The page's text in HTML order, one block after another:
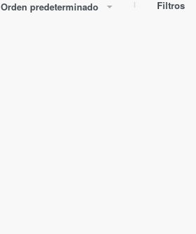
Orden predeterminado Filtros